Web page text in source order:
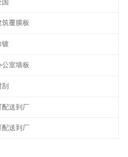
国
筑覆膜板
镀
公室墙板
刮
配送到厂
配送到厂